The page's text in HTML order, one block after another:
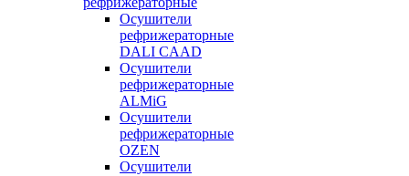
Осушители
рефрижераторные
DALI CAAD
Осушители
рефрижераторные
ALMiG
Осушители
рефрижераторные
OZEN
Осушители